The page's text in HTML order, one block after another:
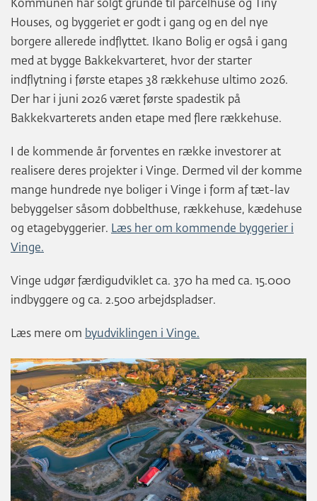
Kommunen har solgt grunde til parcelhuse og Tiny
Houses, og byggeriet er godt i gang og en del nye
borgere allerede indflyttet. Ikano Bolig er også i gang
med at bygge Bakkekvarteret, hvor der starter
indflytning i første etapes 38 rækkehuse ultimo 2026.
Der har i juni 2026 været første spadestik på
Bakkekvarterets anden etape med flere rækkehuse.
I de kommende år forventes en række investorer at
realisere deres projekter i Vinge. Dermed vil der komme
mange hundrede nye boliger i Vinge i form af tæt-lav
bebyggelser såsom dobbelthuse, rækkehuse, kædehuse
og etagebyggerier. Læs her om kommende byggerier i
Vinge.
Vinge udgør færdigudviklet ca. 370 ha med ca. 15.000
indbyggere og ca. 2.500 arbejdspladser.
Læs mere om byudviklingen i Vinge.